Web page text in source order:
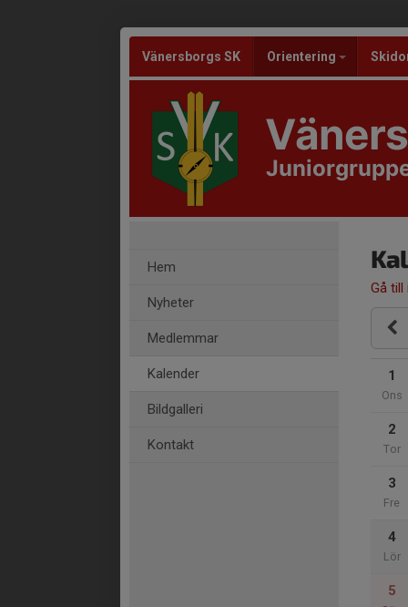
Vänersborgs SK Orientering
Hem
Nyheter
Medlemmar
Kalender
Bildgalleri
Kontakt
Gå till
1
Ons
2
Tor
3
Fre
4
Lör
5